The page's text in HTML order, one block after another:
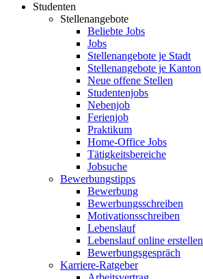
Studenten
Stellenangebote
Beliebte Jobs
Jobs
Stellenangebote je Stadt
Stellenangebote je Kanton
Neue offene Stellen
Studentenjobs
Nebenjob
Ferienjob
Praktikum
Home-Office Jobs
Tätigkeitsbereiche
Jobsuche
Bewerbungstipps
Bewerbung
Bewerbungsschreiben
Motivationsschreiben
Lebenslauf
Lebenslauf online erstellen
Bewerbungsgespräch
Karriere-Ratgeber